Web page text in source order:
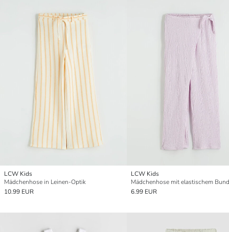
LCW Kids
Mädchenhose in Leinen-Optik
10.99 EUR
LCW Kids
6.99 EUR